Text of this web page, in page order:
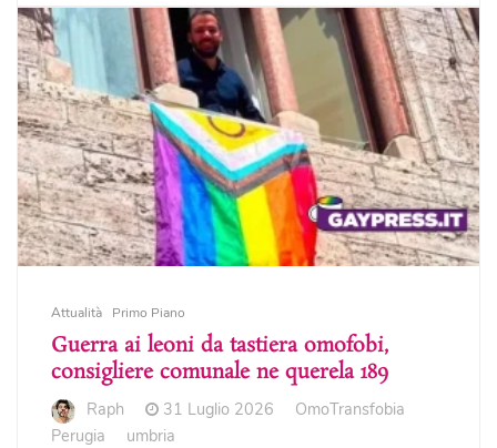
Attualità Primo Piano
Guerra ai leoni da tastiera omofobi,
consigliere comunale ne querela 189
Raph 31 Luglio 2026
OmoTransfobia
Perugia
umbria